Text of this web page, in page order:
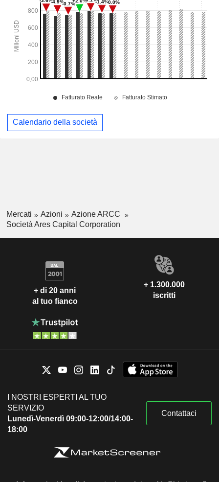
Calendario della società
Mercati Azioni
Azione ARCC
Società Ares Capital Corporation
+ di 20 anni
al tuo fianco
+ 1.300.000
iscritti
I NOSTRI ESPERTI AL TUO
SERVIZIO
Lunedì-Venerdì 09:00-12:00/14:00-
18:00
Contattaci